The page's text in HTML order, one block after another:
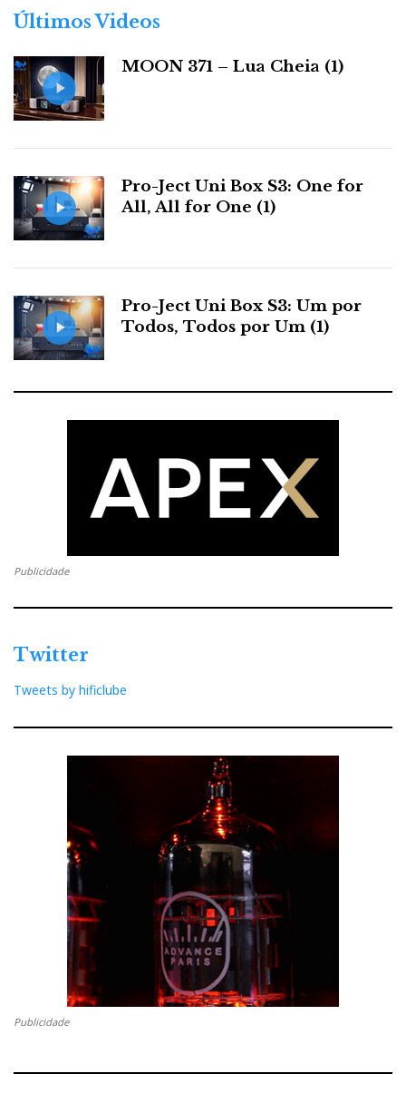
r
s
Últimos Videos
MOON 371 – Lua Cheia (1)
Pro-Ject Uni Box S3: One for
All, All for One (1)
Pro-Ject Uni Box S3: Um por
Todos, Todos por Um (1)
Publicidade
Twitter
Tweets by hificlube
Publicidade